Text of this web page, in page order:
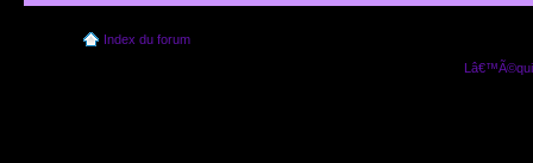
Index du forum